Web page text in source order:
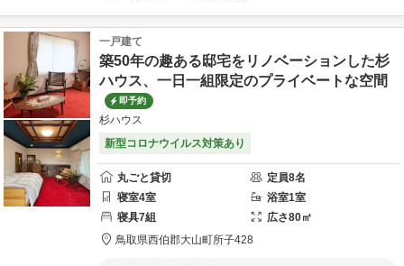
一戸建て
築50年の趣ある邸宅をリノベーションした杉
ハウス、一日一組限定のプライベートな空間
即予約
杉ハウス
新型コロナウイルス対策あり
丸ごと貸切 定員8名
寝室4室 浴室1室
寝具7組 広さ80㎡
鳥取県西伯郡大山町所子428